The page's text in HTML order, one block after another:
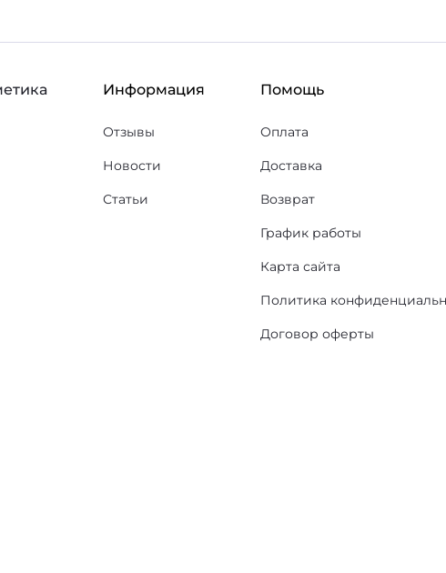
Информация
Отзывы
Новости
Статьи
Помощь
Оплата
Доставка
Возврат
График работы
Карта сайта
Политика
Договор оферты